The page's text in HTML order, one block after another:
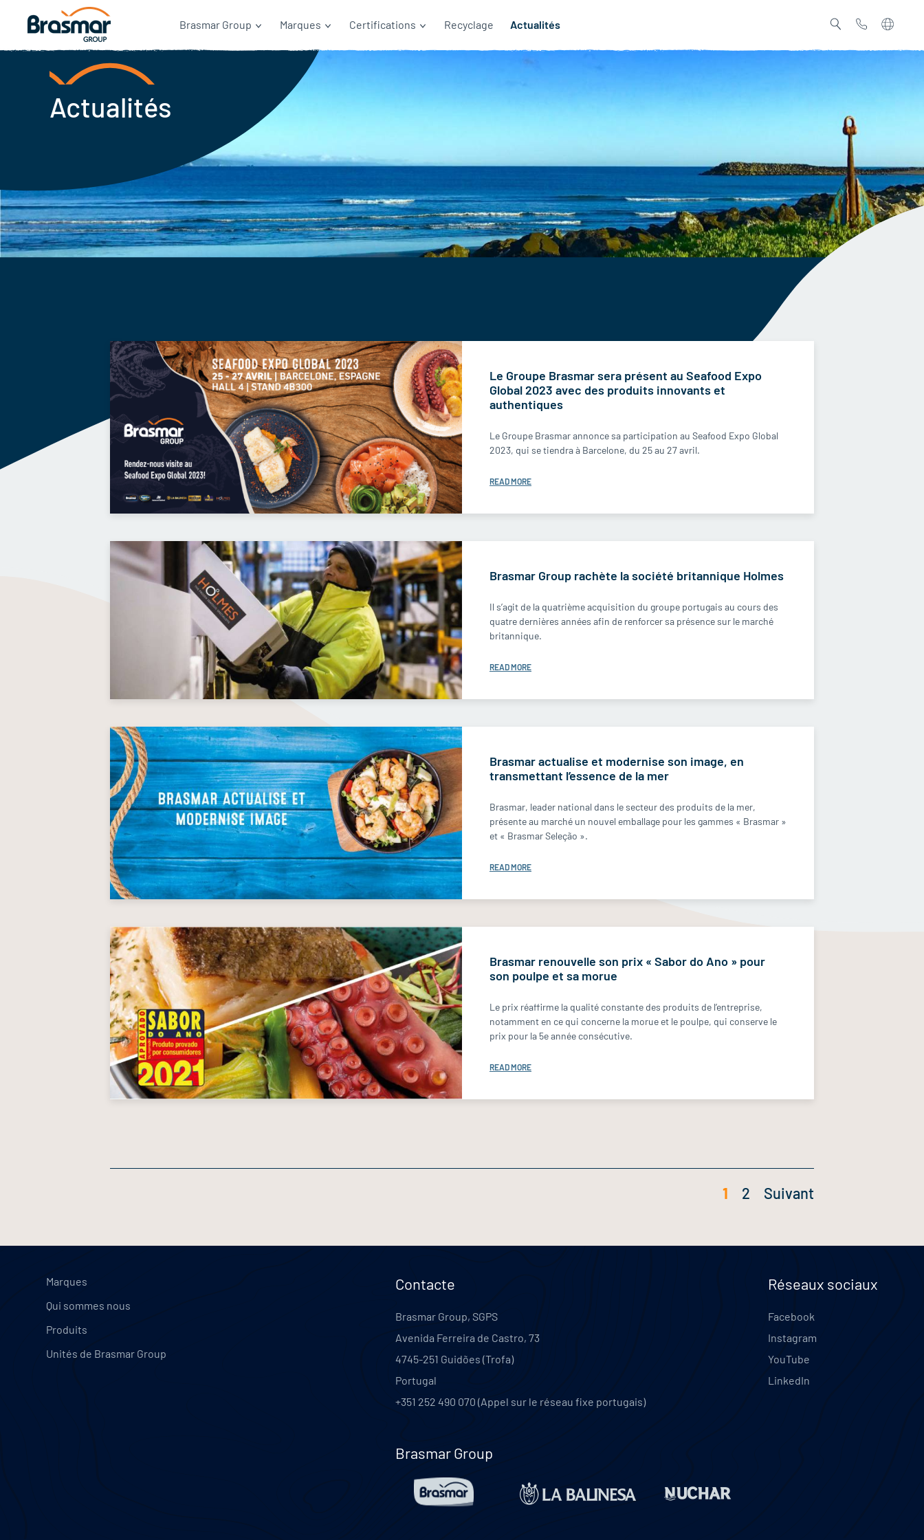
Brasmar Group Marques Certifications Recyclage Actualités
Actualités
Le Groupe Brasmar sera présent au Seafood Expo
Global 2023 avec des produits innovants et
authentiques
Le Groupe Brasmar annonce sa participation au Seafood Expo Global
2023, qui se tiendra à Barcelone, du 25 au 27 avril.
READ MORE
Brasmar Group rachète la société britannique Holmes
Il s’agit de la quatrième acquisition du groupe portugais au cours des
quatre dernières années afin de renforcer sa présence sur le marché
britannique.
READ MORE
Brasmar actualise et modernise son image, en
transmettant l’essence de la mer
Brasmar, leader national dans le secteur des produits de la mer,
présente au marché un nouvel emballage pour les gammes « Brasmar »
et « Brasmar Seleção ».
READ MORE
Brasmar renouvelle son prix « Sabor do Ano » pour
son poulpe et sa morue
Le prix réaffirme la qualité constante des produits de l’entreprise,
notamment en ce qui concerne la morue et le poulpe, qui conserve le
prix pour la 5e année consécutive.
READ MORE
1 2 Suivant
Marques
Qui sommes nous
Produits
Unités de Brasmar Group
Contacte
Brasmar Group, SGPS
Avenida Ferreira de Castro, 73
4745-251 Guidões (Trofa)
Portugal
+351 252 490 070 (Appel sur le réseau fixe portugais)
Réseaux sociaux
Facebook
Instagram
YouTube
LinkedIn
Brasmar Group